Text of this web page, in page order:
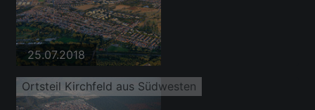
25.07.2018
Ortsteil Kirchfeld aus Südwesten